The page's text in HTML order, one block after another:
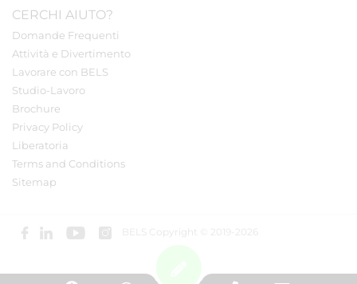
CERCHI AIUTO?
Domande Frequenti
Attività e Divertimento
Lavorare con BELS
Studio-Lavoro
Brochure
Privacy Policy
Liberatoria
Terms and Conditions
Sitemap
BELS Copyright © 2019-2026